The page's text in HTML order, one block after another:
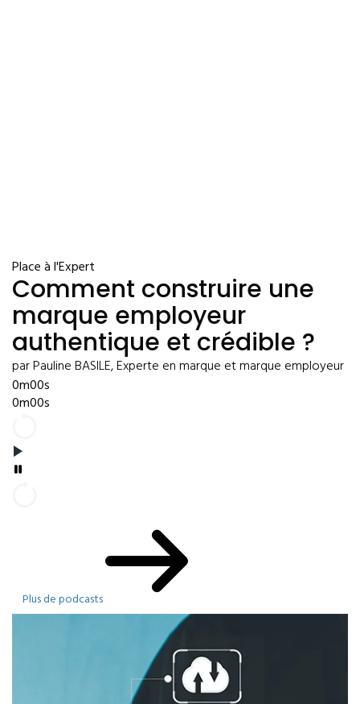
Place à l'Expert
Comment construire une
marque employeur
authentique et crédible ?
par Pauline BASILE, Experte en marque et marque employeur
0m00s
0m00s
Plus de podcasts